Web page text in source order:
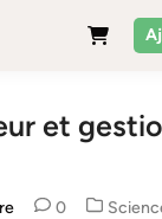
et
0
Posted